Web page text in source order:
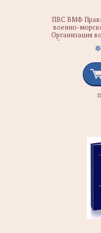
ПВС ВМФ
военно-
Организация
Спуски на